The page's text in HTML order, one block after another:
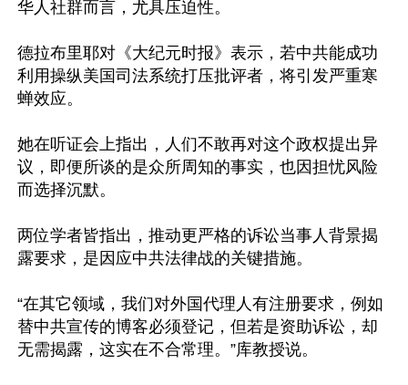
华人社群而言，尤具压迫性。
德拉布里耶对《大纪元时报》表示，若中共能成功
利用操纵美国司法系统打压批评者，将引发严重寒
蝉效应。
她在听证会上指出，人们不敢再对这个政权提出异
议，即便所谈的是众所周知的事实，也因担忧风险
而选择沉默。
两位学者皆指出，推动更严格的诉讼当事人背景揭
露要求，是因应中共法律战的关键措施。
“在其它领域，我们对外国代理人有注册要求，例如
替中共宣传的博客必须登记，但若是资助诉讼，却
无需揭露，这实在不合常理。”库教授说。